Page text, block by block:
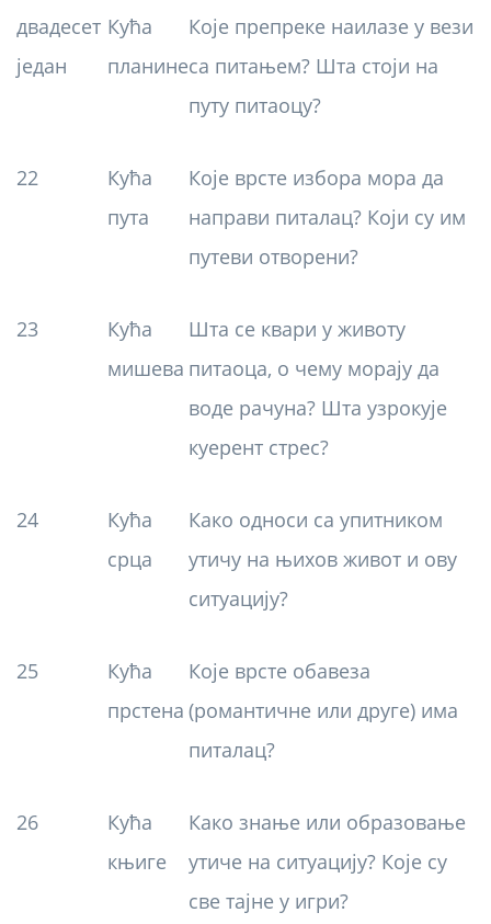
двадесет
један
Кућа
планине
Које препреке наилазе у вези
са питањем? Шта стоји на
путу питаоцу?
22
Кућа
пута
Које врсте избора мора да
направи питалац? Који су им
путеви отворени?
23
Кућа
мишева
Шта се квари у животу
питаоца, о чему морају да
воде рачуна? Шта узрокује
куерент стрес?
24
Кућа
срца
Како односи са упитником
утичу на њихов живот и ову
ситуацију?
25
Кућа
прстена
Које врсте обавеза
(романтичне или друге) има
питалац?
26
Кућа
књиге
Како знање или образовање
утиче на ситуацију? Које су
све тајне у игри?